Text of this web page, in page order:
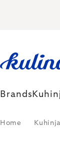
Brands
Home Kuhinja